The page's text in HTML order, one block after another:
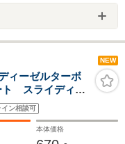
NEW
ィーゼルターボ
スライディン
Logic 7サ
フェンダー
ク・プラス
イン相談可
本体価格